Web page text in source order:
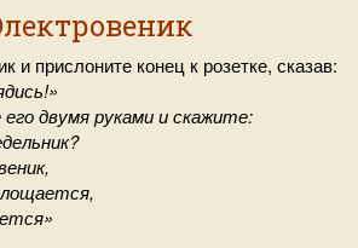
и прислоните конец к розетке, сказав:
двумя руками и скажите: